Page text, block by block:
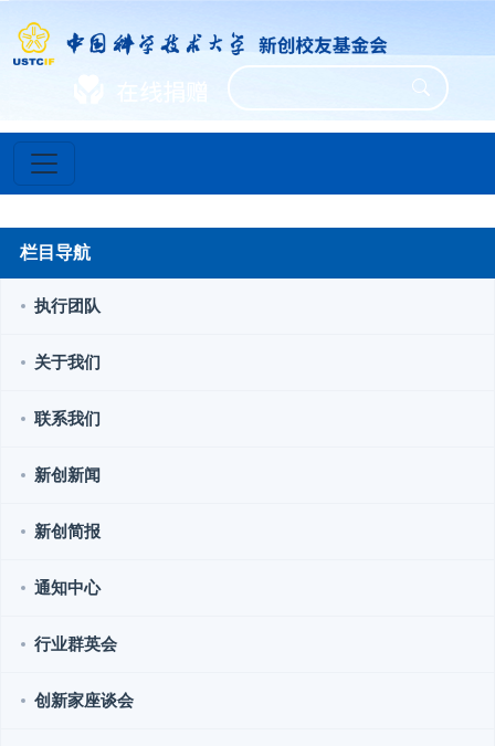
栏目导航
执行团队
关于我们
联系我们
新创新闻
新创简报
通知中心
行业群英会
创新家座谈会